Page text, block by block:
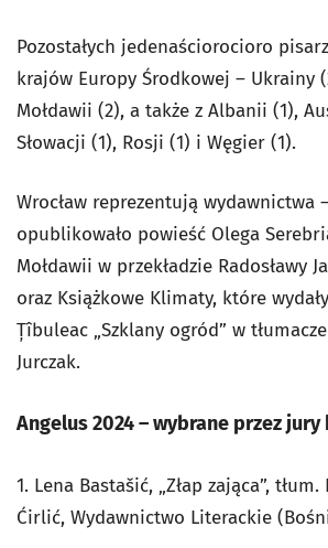
Pozostałych jedenaściorocioro
krajów Europy Środkowej – Ukrainy
Mołdawii (2), a także z Albanii (1),
Słowacji (1), Rosji (1) i Węgier (1).
Wrocław reprezentują wydawnictwa
opublikowało powieść Olega
Mołdawii w przekładzie Radosławy
oraz Książkowe Klimaty, które
Țîbuleac „Szklany ogród” w
Jurczak.
Angelus 2024 – wybrane przez
1. Lena Bastašić, „Złap zająca”,
Ćirlić, Wydawnictwo Literackie